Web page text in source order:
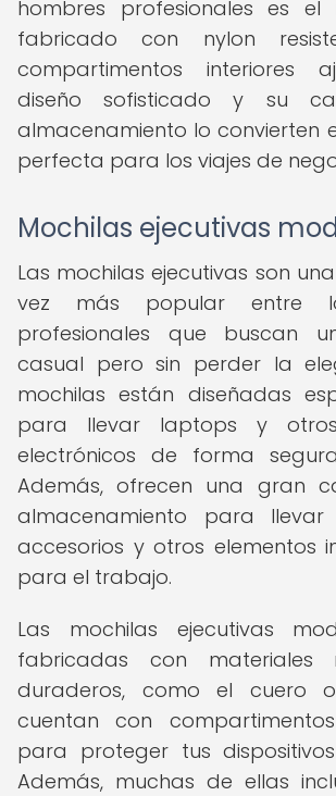
hombres profesionales es el
fabricado con nylon
compartimentos interiores
diseño sofisticado y su
almacenamiento lo convierten
perfecta para los viajes de
Mochilas ejecutivas
Las mochilas ejecutivas son
vez más popular entre
profesionales que buscan
casual pero sin perder la
mochilas están diseñadas
para llevar laptops y otros
electrónicos de forma
Además, ofrecen una gran
almacenamiento para llevar
accesorios y otros elementos
para el trabajo.
Las mochilas ejecutivas
fabricadas con materiales
duraderos, como el cuero
cuentan con
para proteger tus
Además, muchas de ellas